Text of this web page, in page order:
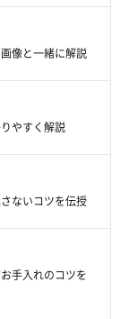
です。
も効果的です。
像と一緒に解説
やすく解説
ないコツを伝授
手入れのコツを